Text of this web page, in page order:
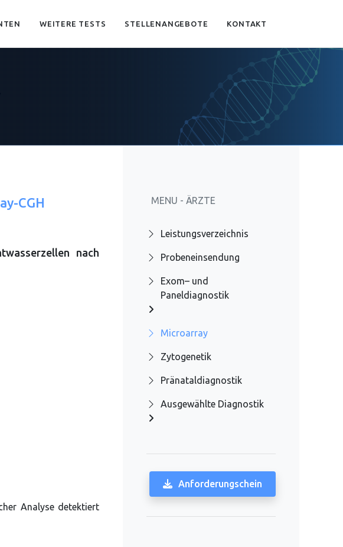
WEITERE TESTS STELLENANGEBOTE KONTAKT
CGH
nach
Analyse detektiert
MENU - ÄRZTE
Leistungsverzeichnis
Probeneinsendung
Exom– und
Paneldiagnostik
Microarray
Zytogenetik
Pränataldiagnostik
Ausgewählte Diagnostik
Anforderungschein